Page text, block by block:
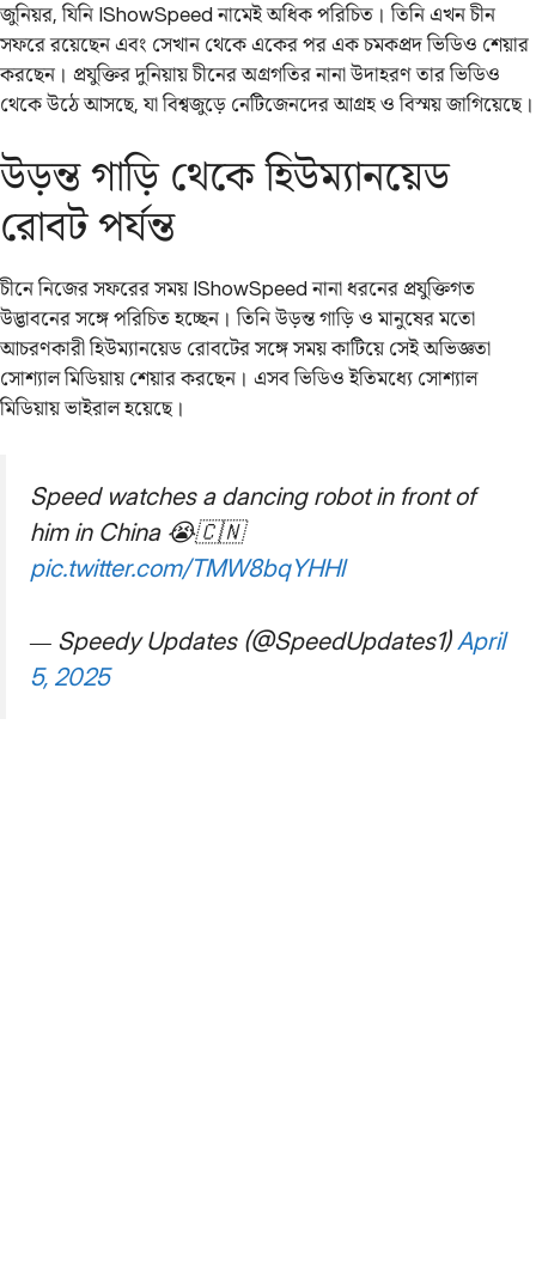
জুনিয়র, যিনি IShowSpeed নামেই অধিক পরিচিত। তিনি এখন চীন
সফরে রয়েছেন এবং সেখান থেকে একের পর এক চমকপ্রদ ভিডিও শেয়ার
করছেন। প্রযুক্তির দুনিয়ায় চীনের অগ্রগতির নানা উদাহরণ তার ভিডিও
থেকে উঠে আসছে, যা বিশ্বজুড়ে নেটিজেনদের আগ্রহ ও বিস্ময় জাগিয়েছে।
উড়ন্ত গাড়ি থেকে হিউম্যানয়েড
রোবট পর্যন্ত
চীনে নিজের সফরের সময় IShowSpeed নানা ধরনের প্রযুক্তিগত
উদ্ভাবনের সঙ্গে পরিচিত হচ্ছেন। তিনি উড়ন্ত গাড়ি ও মানুষের মতো
আচরণকারী হিউম্যানয়েড রোবটের সঙ্গে সময় কাটিয়ে সেই অভিজ্ঞতা
সোশ্যাল মিডিয়ায় শেয়ার করছেন। এসব ভিডিও ইতিমধ্যে সোশ্যাল
মিডিয়ায় ভাইরাল হয়েছে।
Speed watches a dancing robot in front of
him in China 😭🇨🇳
pic.twitter.com/TMW8bqYHHl
— Speedy Updates (@SpeedUpdates1) April
5, 2025